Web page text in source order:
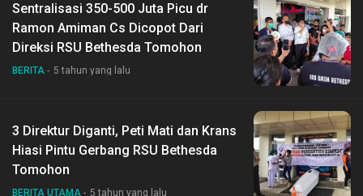
Sentralisasi 350-500 Juta Picu dr
Ramon Amiman Cs Dicopot Dari
Direksi RSU Bethesda Tomohon
BERITA 5 tahun yang lalu
3 Direktur Diganti, Peti Mati dan Krans
Hiasi Pintu Gerbang RSU Bethesda
Tomohon
BERITA UTAMA 5 tahun yang lalu